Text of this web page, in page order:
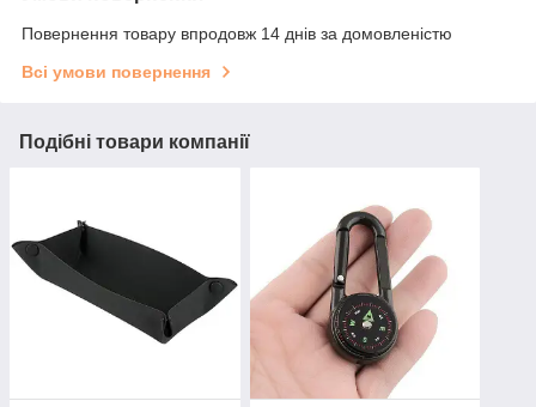
Повернення товару впродовж 14 днів за домовленістю
Всі умови повернення
Подібні товари компанії